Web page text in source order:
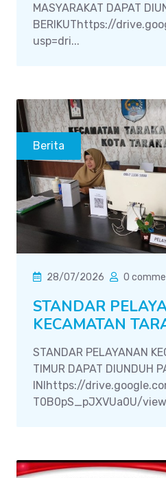
MASYARAKAT DAPAT
BERIKUThttps://
usp=dri...
Berita
28/07/2026 0
STANDAR
KECAMATAN
STANDAR PELAYANAN
TIMUR DAPAT DIUNDUH
INIhttps://
T0B0pS_pJXVUa0U/